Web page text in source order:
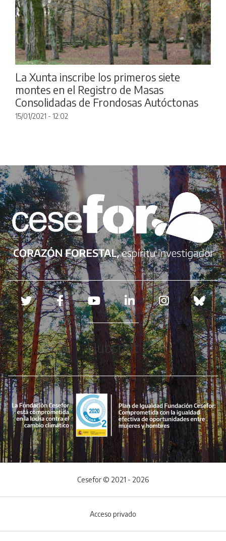
La Xunta inscribe los primeros siete
montes en el Registro de Masas
Consolidadas de Frondosas Autóctonas
15/01/2021 - 12:02
Redes sociales
Hubspot
Cesefor © 2021 - 2026
Acceso privado